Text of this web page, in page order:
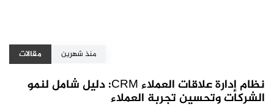
منذ شهرين مقالات
نظام إدارة علاقات العملاء CRM: دليل شامل لنمو
الشركات وتحسين تجربة العملاء